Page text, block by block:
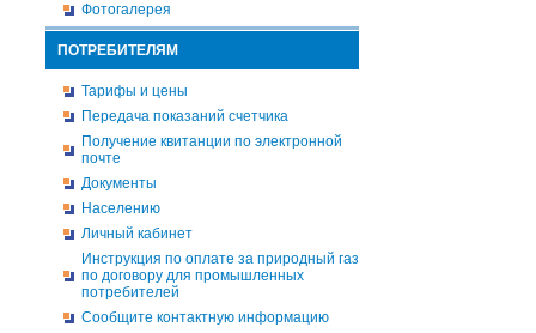
Фотогалерея
ПОТРЕБИТЕЛЯМ
Тарифы и цены
Передача показаний счетчика
Получение квитанции по электронной
почте
Документы
Населению
Личный кабинет
Инструкция по оплате за природный газ
по договору для промышленных
потребителей
Сообщите контактную информацию